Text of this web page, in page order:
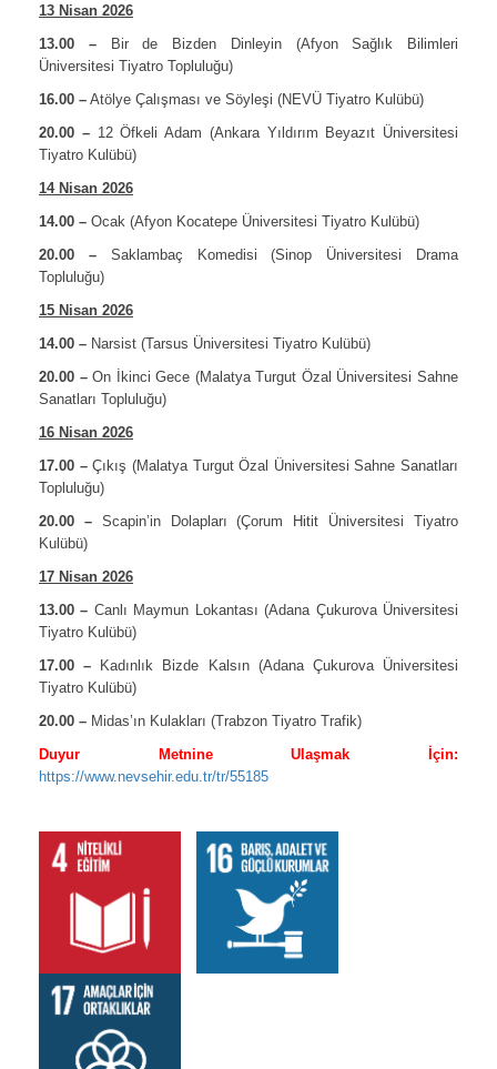
13 Nisan 2026
13.00 –Bir de Bizden Dinleyin (Afyon Sağlık Bilimleri
Üniversitesi Tiyatro Topluluğu)
16.00 – Atölye Çalışması ve Söyleşi (NEVÜ Tiyatro Kulübü)
20.00 –12 Öfkeli Adam (Ankara Yıldırım Beyazıt Üniversitesi
Tiyatro Kulübü)
14 Nisan 2026
14.00 – Ocak (Afyon Kocatepe Üniversitesi Tiyatro Kulübü)
20.00 –Saklambaç Komedisi (Sinop Üniversitesi Drama
Topluluğu)
15 Nisan 2026
14.00 – Narsist (Tarsus Üniversitesi Tiyatro Kulübü)
20.00 –On İkinci Gece (Malatya Turgut Özal Üniversitesi Sahne
Sanatları Topluluğu)
16 Nisan 2026
17.00 –Çıkış (Malatya Turgut Özal Üniversitesi Sahne Sanatları
Topluluğu)
20.00 –Scapin’in Dolapları (Çorum Hitit Üniversitesi Tiyatro
Kulübü)
17 Nisan 2026
13.00 – Canlı Maymun Lokantası (Adana Çukurova Üniversitesi
Tiyatro Kulübü)
17.00 – Kadınlık Bizde Kalsın (Adana Çukurova Üniversitesi
Tiyatro Kulübü)
20.00 – Midas’ın Kulakları (Trabzon Tiyatro Trafik)
Duyur Metnine Ulaşmak İçin:
https://www.nevsehir.edu.tr/tr/55185